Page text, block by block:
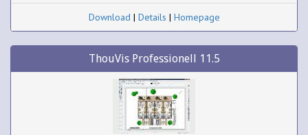
Download | Details | Homepage
ThouVis Professionell 11.5